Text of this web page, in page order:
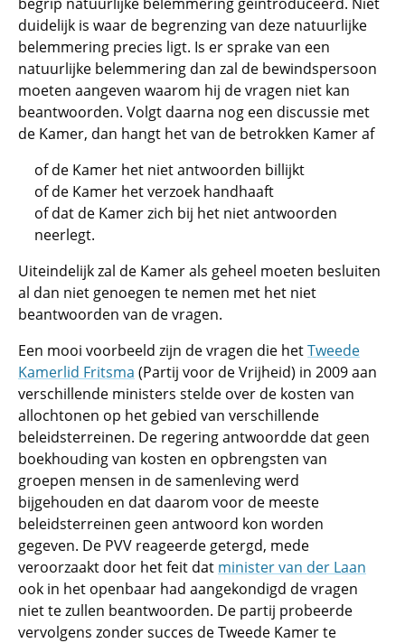
duidelijk is waar de begrenzing van deze natuurlijke
belemmering precies ligt. Is er sprake van een
natuurlijke belemmering dan zal de bewindspersoon
moeten aangeven waarom hij de vragen niet kan
beantwoorden. Volgt daarna nog een discussie met
de Kamer, dan hangt het van de betrokken Kamer af
of de Kamer het niet antwoorden billijkt
of de Kamer het verzoek handhaaft
of dat de Kamer zich bij het niet antwoorden
neerlegt.
Uiteindelijk zal de Kamer als geheel moeten besluiten
al dan niet genoegen te nemen met het niet
beantwoorden van de vragen.
Een mooi voorbeeld zijn de vragen die hetTweede
Kamerlid Fritsma (Partij voor de Vrijheid) in 2009 aan
verschillende ministers stelde over de kosten van
allochtonen op het gebied van verschillende
beleidsterreinen. De regering antwoordde dat geen
boekhouding van kosten en opbrengsten van
groepen mensen in de samenleving werd
bijgehouden en dat daarom voor de meeste
beleidsterreinen geen antwoord kon worden
gegeven. De PVV reageerde getergd, mede
veroorzaakt door het feit dat minister van der Laan
ook in het openbaar had aangekondigd de vragen
niet te zullen beantwoorden. De partij probeerde
vervolgens zonder succes de Tweede Kamer te